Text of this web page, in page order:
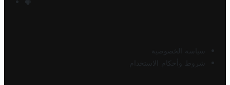
سياسة الخصوصية
شروط وأحكام الاستخدام